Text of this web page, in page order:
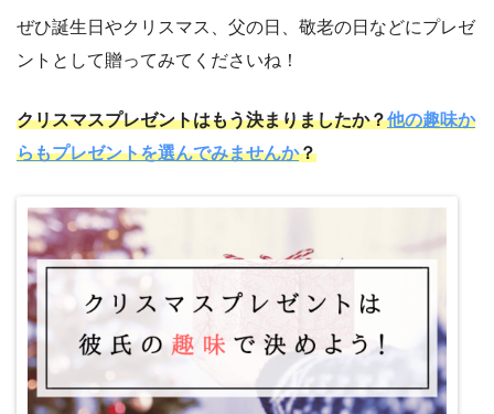
ぜひ誕生日やクリスマス、父の日、敬老の日などにプレゼ
ントとして贈ってみてくださいね！
クリスマスプレゼントはもう決まりましたか？他の趣味か
らもプレゼントを選んでみませんか？